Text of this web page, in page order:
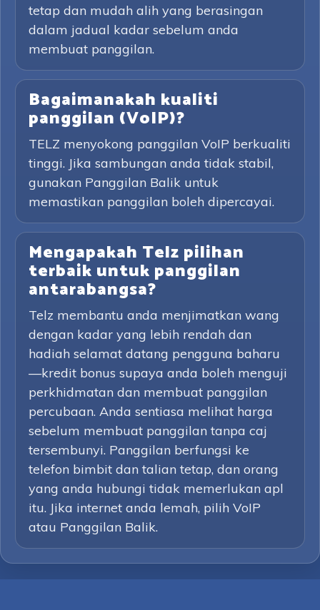
tetap dan mudah alih yang berasingan
dalam jadual kadar sebelum anda
membuat panggilan.
Bagaimanakah kualiti
panggilan (VoIP)?
TELZ menyokong panggilan VoIP berkualiti
tinggi. Jika sambungan anda tidak stabil,
gunakan Panggilan Balik untuk
memastikan panggilan boleh dipercayai.
Mengapakah Telz pilihan
terbaik untuk panggilan
antarabangsa?
Telz membantu anda menjimatkan wang
dengan kadar yang lebih rendah dan
hadiah selamat datang pengguna baharu
—kredit bonus supaya anda boleh menguji
perkhidmatan dan membuat panggilan
percubaan. Anda sentiasa melihat harga
sebelum membuat panggilan tanpa caj
tersembunyi. Panggilan berfungsi ke
telefon bimbit dan talian tetap, dan orang
yang anda hubungi tidak memerlukan apl
itu. Jika internet anda lemah, pilih VoIP
atau Panggilan Balik.